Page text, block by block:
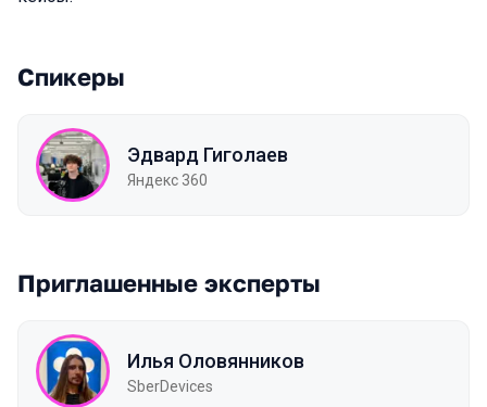
Спикеры
Эдвард Гиголаев
Яндекс 360
Приглашенные эксперты
Илья Оловянников
SberDevices